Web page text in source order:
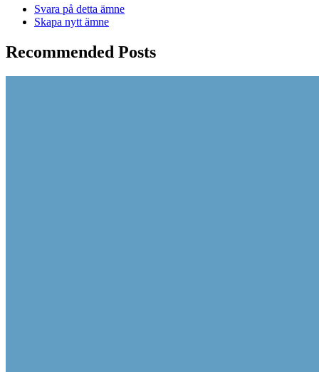
Svara på detta ämne
Skapa nytt ämne
Recommended Posts